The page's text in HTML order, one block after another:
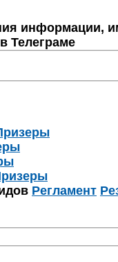
информации,
Телеграме
Регламент